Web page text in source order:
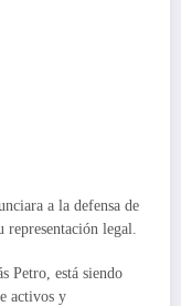
a la defensa de
legal.
Petro, está siendo
activos y